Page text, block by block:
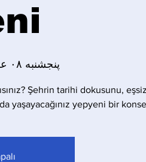
پنجشنبه ۰۸ عقرب
Şehrin tarihi dokusunu, eşsiz
yaşayacağınız yepyeni bir